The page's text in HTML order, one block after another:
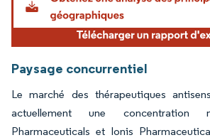
Paysage concurrentiel
Le marché des thérapeutiques
actuellement une concentration
Pharmaceuticals et Ionis